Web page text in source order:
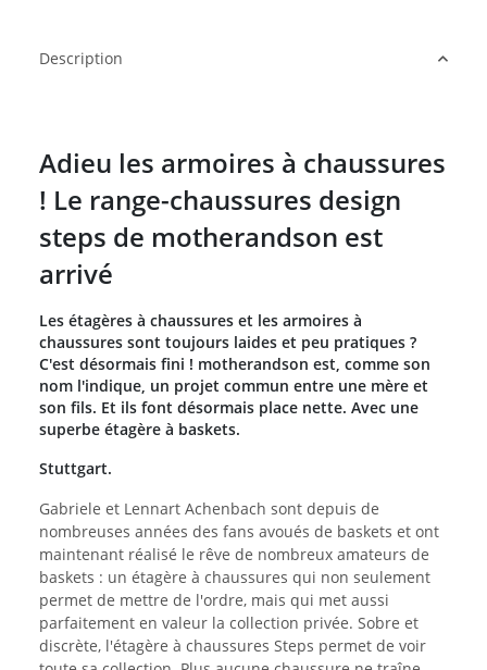
Description
Adieu les armoires à chaussures
! Le range-chaussures design
steps de motherandson est
arrivé
Les étagères à chaussures et les armoires à
chaussures sont toujours laides et peu pratiques ?
C'est désormais fini ! motherandson est, comme son
nom l'indique, un projet commun entre une mère et
son fils. Et ils font désormais place nette. Avec une
superbe étagère à baskets.
Stuttgart.
Gabriele et Lennart Achenbach sont depuis de
nombreuses années des fans avoués de baskets et ont
maintenant réalisé le rêve de nombreux amateurs de
baskets : un étagère à chaussures qui non seulement
permet de mettre de l'ordre, mais qui met aussi
parfaitement en valeur la collection privée. Sobre et
discrète, l'étagère à chaussures Steps permet de voir